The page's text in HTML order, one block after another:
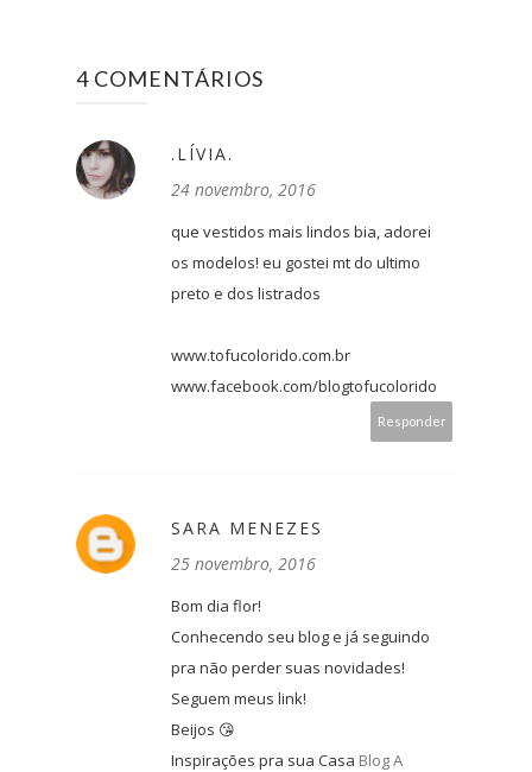
4 COMENTÁRIOS
.LÍVIA.
24 novembro, 2016
que vestidos mais lindos bia, adorei
os modelos! eu gostei mt do ultimo
preto e dos listrados
www.tofucolorido.com.br
www.facebook.com/blogtofucolorido
Responder
SARA MENEZES
25 novembro, 2016
Bom dia flor!
Conhecendo seu blog e já seguindo
pra não perder suas novidades!
Seguem meus link!
Beijos 😘
Inspirações pra sua Casa Blog A